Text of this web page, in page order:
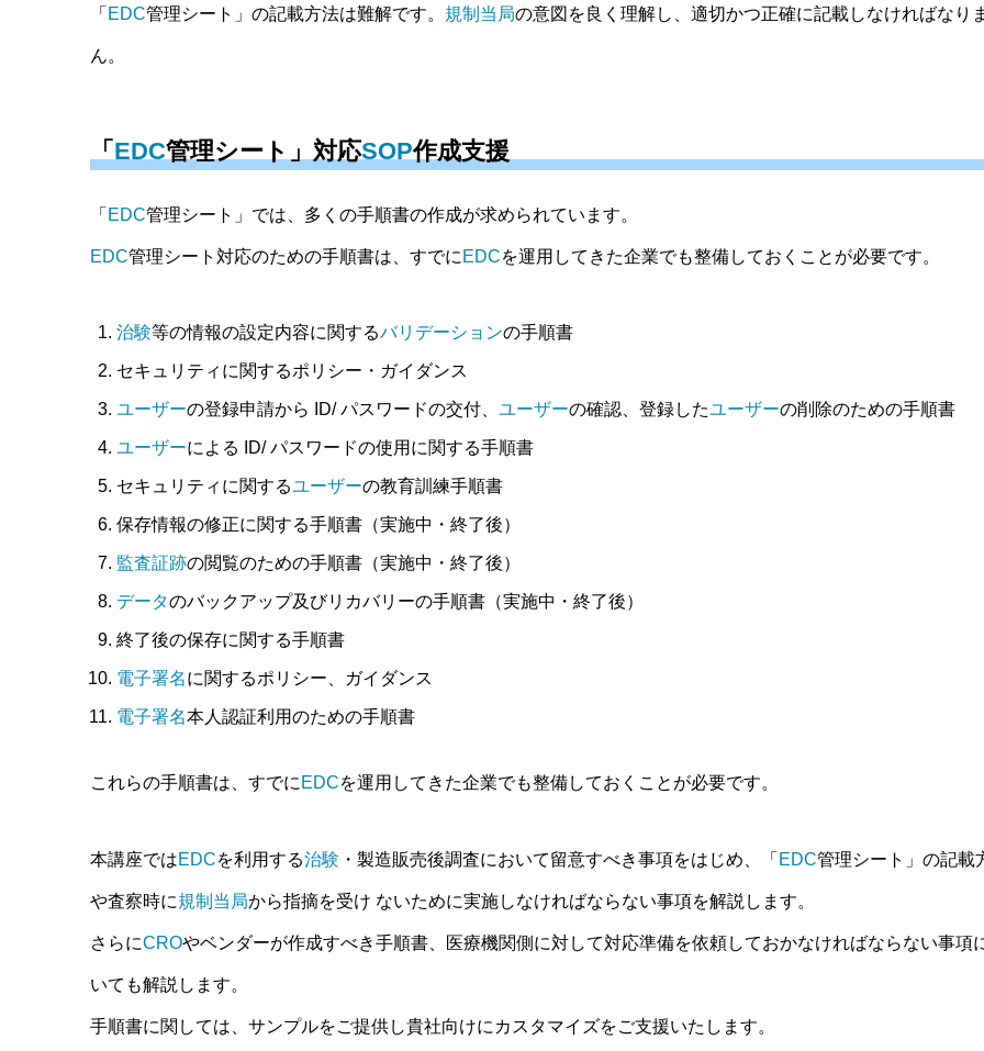
「 EDC管理シート」の記載方法は難解です。 規制当局の意図を良く理解し、適切かつ正確に記載しなければなり
ん。
「 EDC管理シート」対応SOP作成支援
「 EDC管理シート」では、多くの手順書の作成が求められています。
EDC管理シート対応のための手順書は、すでに EDCを運用してきた企業でも整備しておくことが必要です。
治験等の情報の設定内容に関するバリデーションの手順書
セキュリティに関するポリシー・ガイダンス
ユーザーの登録申請から ID/ パスワードの交付、 ユーザーの確認、登録したユーザーの削除のための手順書
ユーザーによる ID/ パスワードの使用に関する手順書
セキュリティに関するユーザーの教育訓練手順書
保存情報の修正に関する手順書（実施中・終了後）
監査証跡の閲覧のための手順書（実施中・終了後）
データのバックアップ及びリカバリーの手順書（実施中・終了後）
終了後の保存に関する手順書
電子署名に関するポリシー、ガイダンス
電子署名本人認証利用のための手順書
これらの手順書は、すでに EDCを運用してきた企業でも整備しておくことが必要です。
本講座ではEDCを利用する治験 ・製造販売後調査において留意すべき事項をはじめ、「 EDC管理シート」の記載
や査察時に規制当局から指摘を受け ないために実施しなければならない事項を解説します。
さらにCROやベンダーが作成すべき手順書、医療機関側に対して対応準備を依頼しておかなければならない事項
いても解説します。
手順書に関しては、サンプルをご提供し貴社向けにカスタマイズをご支援いたします。